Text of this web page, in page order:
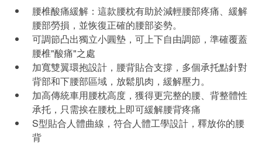
腰椎酸痛緩解：這款腰枕有助於減輕腰部疼痛、緩解
腰部勞損，並恢復正確的腰部姿勢。
可調節凸出獨立小圓墊，可上下自由調節，準確覆蓋
腰椎"酸痛"之處
加寬雙翼環抱設計，腰背貼合支撐，多個承托點針對
背部和下腰部區域，放鬆肌肉，緩解壓力。
加高傳統車用腰枕高度，獲得更完整的腰、背整體性
承托，只需挨在腰枕上即可緩解腰背疼痛
S型貼合人體曲線，符合人體工學設計，釋放你的腰
背